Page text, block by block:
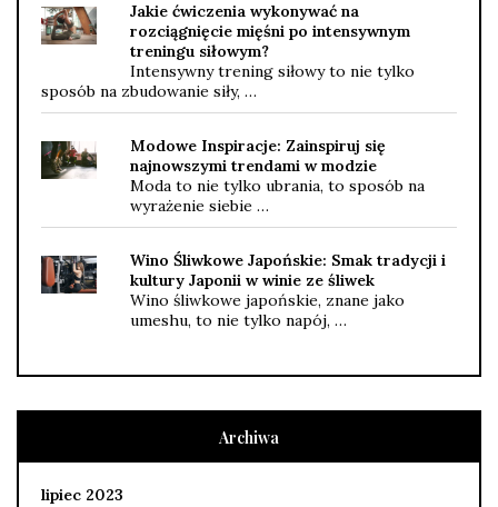
Jakie ćwiczenia wykonywać na
rozciągnięcie mięśni po intensywnym
treningu siłowym?
Intensywny trening siłowy to nie tylko
sposób na zbudowanie siły, …
Modowe Inspiracje: Zainspiruj się
najnowszymi trendami w modzie
Moda to nie tylko ubrania, to sposób na
wyrażenie siebie …
Wino Śliwkowe Japońskie: Smak tradycji i
kultury Japonii w winie ze śliwek
Wino śliwkowe japońskie, znane jako
umeshu, to nie tylko napój, …
Archiwa
lipiec 2023